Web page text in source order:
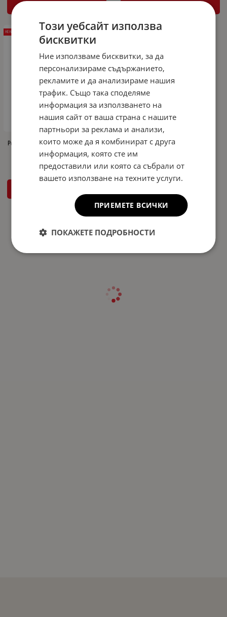
Решетка без емблема Audi A6 С6 (2008-
2011) - RS Look със силвър рамка
НЕНАЛИЧЕН
Този уебсайт използва
бисквитки
Ние използваме бисквитки, за да
персонализираме съдържанието,
рекламите и да анализираме нашия
трафик. Също така споделяме
информация за използването на
нашия сайт от ваша страна с нашите
партньори за реклама и анализи,
които може да я комбинират с друга
информация, която сте им
предоставили или която са събрали от
вашето използване на техните услуги.
ПРИЕМЕТЕ ВСИЧКИ
ПОКАЖЕТЕ ПОДРОБНОСТИ